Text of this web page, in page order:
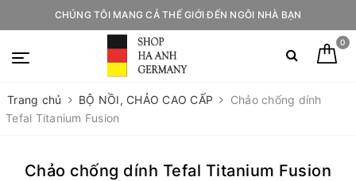
CHÚNG TÔI MANG CẢ THẾ GIỚI ĐẾN NGÔI NHÀ BẠN
0
Trang chủ BỘ NỒI, CHẢO CAO CẤP
Chảo chống dính
Tefal Titanium Fusion
Chảo chống dính Tefal Titanium Fusion